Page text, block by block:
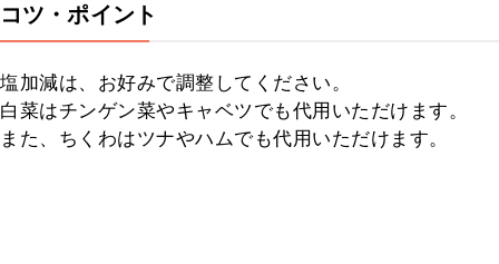
コツ・ポイント
塩加減は、お好みで調整してください。
白菜はチンゲン菜やキャベツでも代用いただけます。
また、ちくわはツナやハムでも代用いただけます。